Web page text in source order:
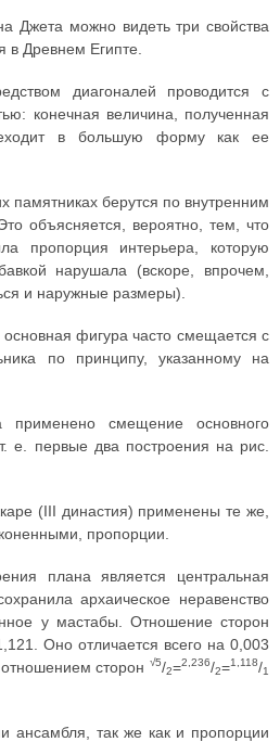
Джета можно видеть три свойства
Древнем Египте.
диагоналей проводится с
конечная величина, полученная
в большую форму как ее
памятниках берутся по внутренним
объясняется, вероятно, тем, что
пропорция интерьера, которую
нарушала (вскоре, впрочем,
и наружные размеры).
фигура часто смещается с
по принципу, указанному на
смещение основного
е. первые два построения на рис.
(III династия) применены те же,
пропорции.
плана является центральная
архаическое неравенство
у мастабы. Отношение сторон
Оно отличается всего на 0,003
сторон √5/2=2,236/2=1,118/1
ансамбля, так же как и пропорции